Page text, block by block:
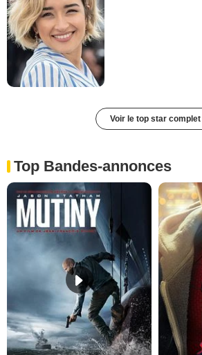
Voir le top star complet
Top Bandes-annonces